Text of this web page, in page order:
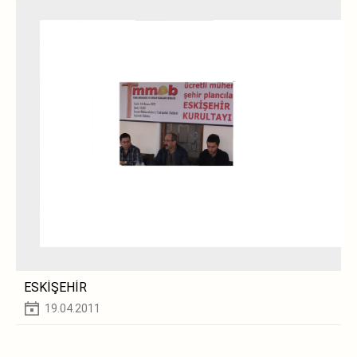
ESKİŞEHİR
19.04.2011